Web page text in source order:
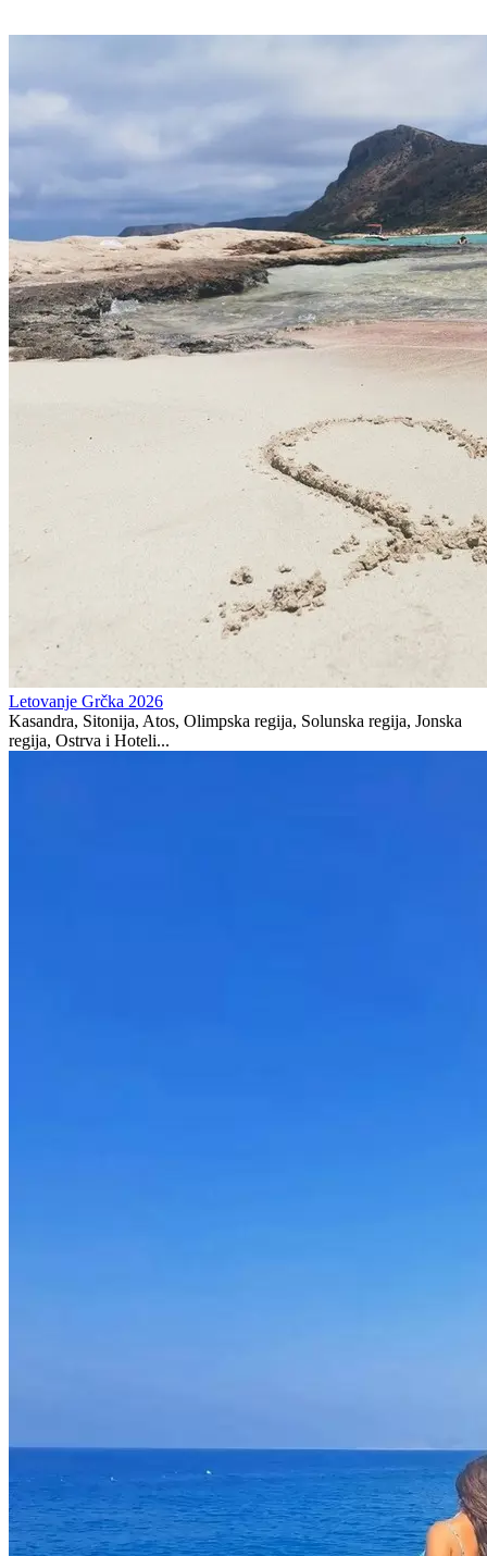
Letovanje Grčka 2026
Kasandra, Sitonija, Atos, Olimpska regija, Solunska regija, Jonska
regija, Ostrva i Hoteli...